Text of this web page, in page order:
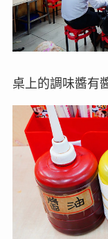
桌上的調味醬有